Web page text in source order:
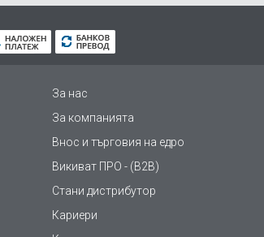
За нас
За компанията
Внос и търговия на едро
Викиват ПРО - (B2B)
Стани дистрибутор
Кариери